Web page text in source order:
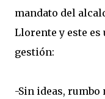
mandato del
Llorente y este es
gestión:
-Sin ideas, rumbo